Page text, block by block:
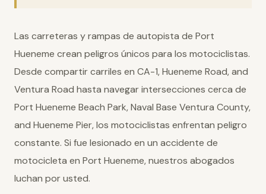
Las carreteras y rampas de autopista de Port
Hueneme crean peligros únicos para los motociclistas.
Desde compartir carriles en CA-1, Hueneme Road, and
Ventura Road hasta navegar intersecciones cerca de
Port Hueneme Beach Park, Naval Base Ventura County,
and Hueneme Pier, los motociclistas enfrentan peligro
constante. Si fue lesionado en un accidente de
motocicleta en Port Hueneme, nuestros abogados
luchan por usted.